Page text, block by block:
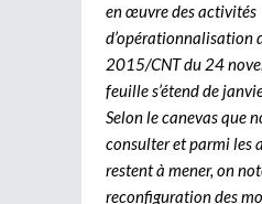
en œuvre des activités
d’opérationnalisation
2015/CNT du 24
feuille s’étend de
Selon le canevas que
consulter et parmi les
restent à mener, on
reconfiguration des